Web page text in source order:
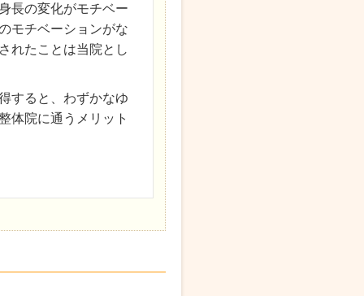
長の変化がモチベー
モチベーションがな
れたことは当院とし
すると、わずかなゆ
体院に通うメリット